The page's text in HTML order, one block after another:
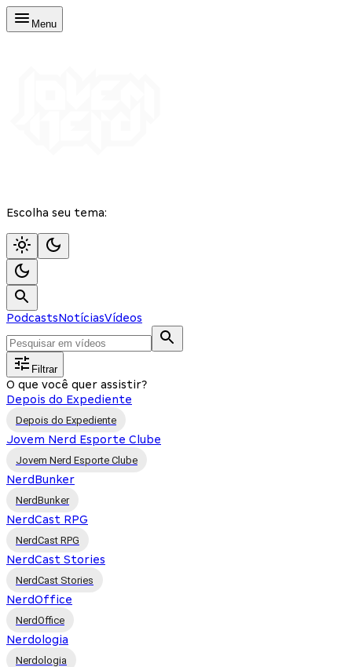
Menu
Escolha seu tema:
PodcastsNotíciasVídeos
Filtrar
O que você quer assistir?
Depois do Expediente
Depois do Expediente
Jovem Nerd Esporte Clube
Jovem Nerd Esporte Clube
NerdBunker
NerdBunker
NerdCast RPG
NerdCast RPG
NerdCast Stories
NerdCast Stories
NerdOffice
NerdOffice
Nerdologia
Nerdologia